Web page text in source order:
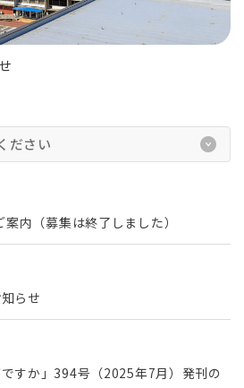
ださい
内（募集は終了しました）
らせ
すか」394号（2025年7月）発刊の